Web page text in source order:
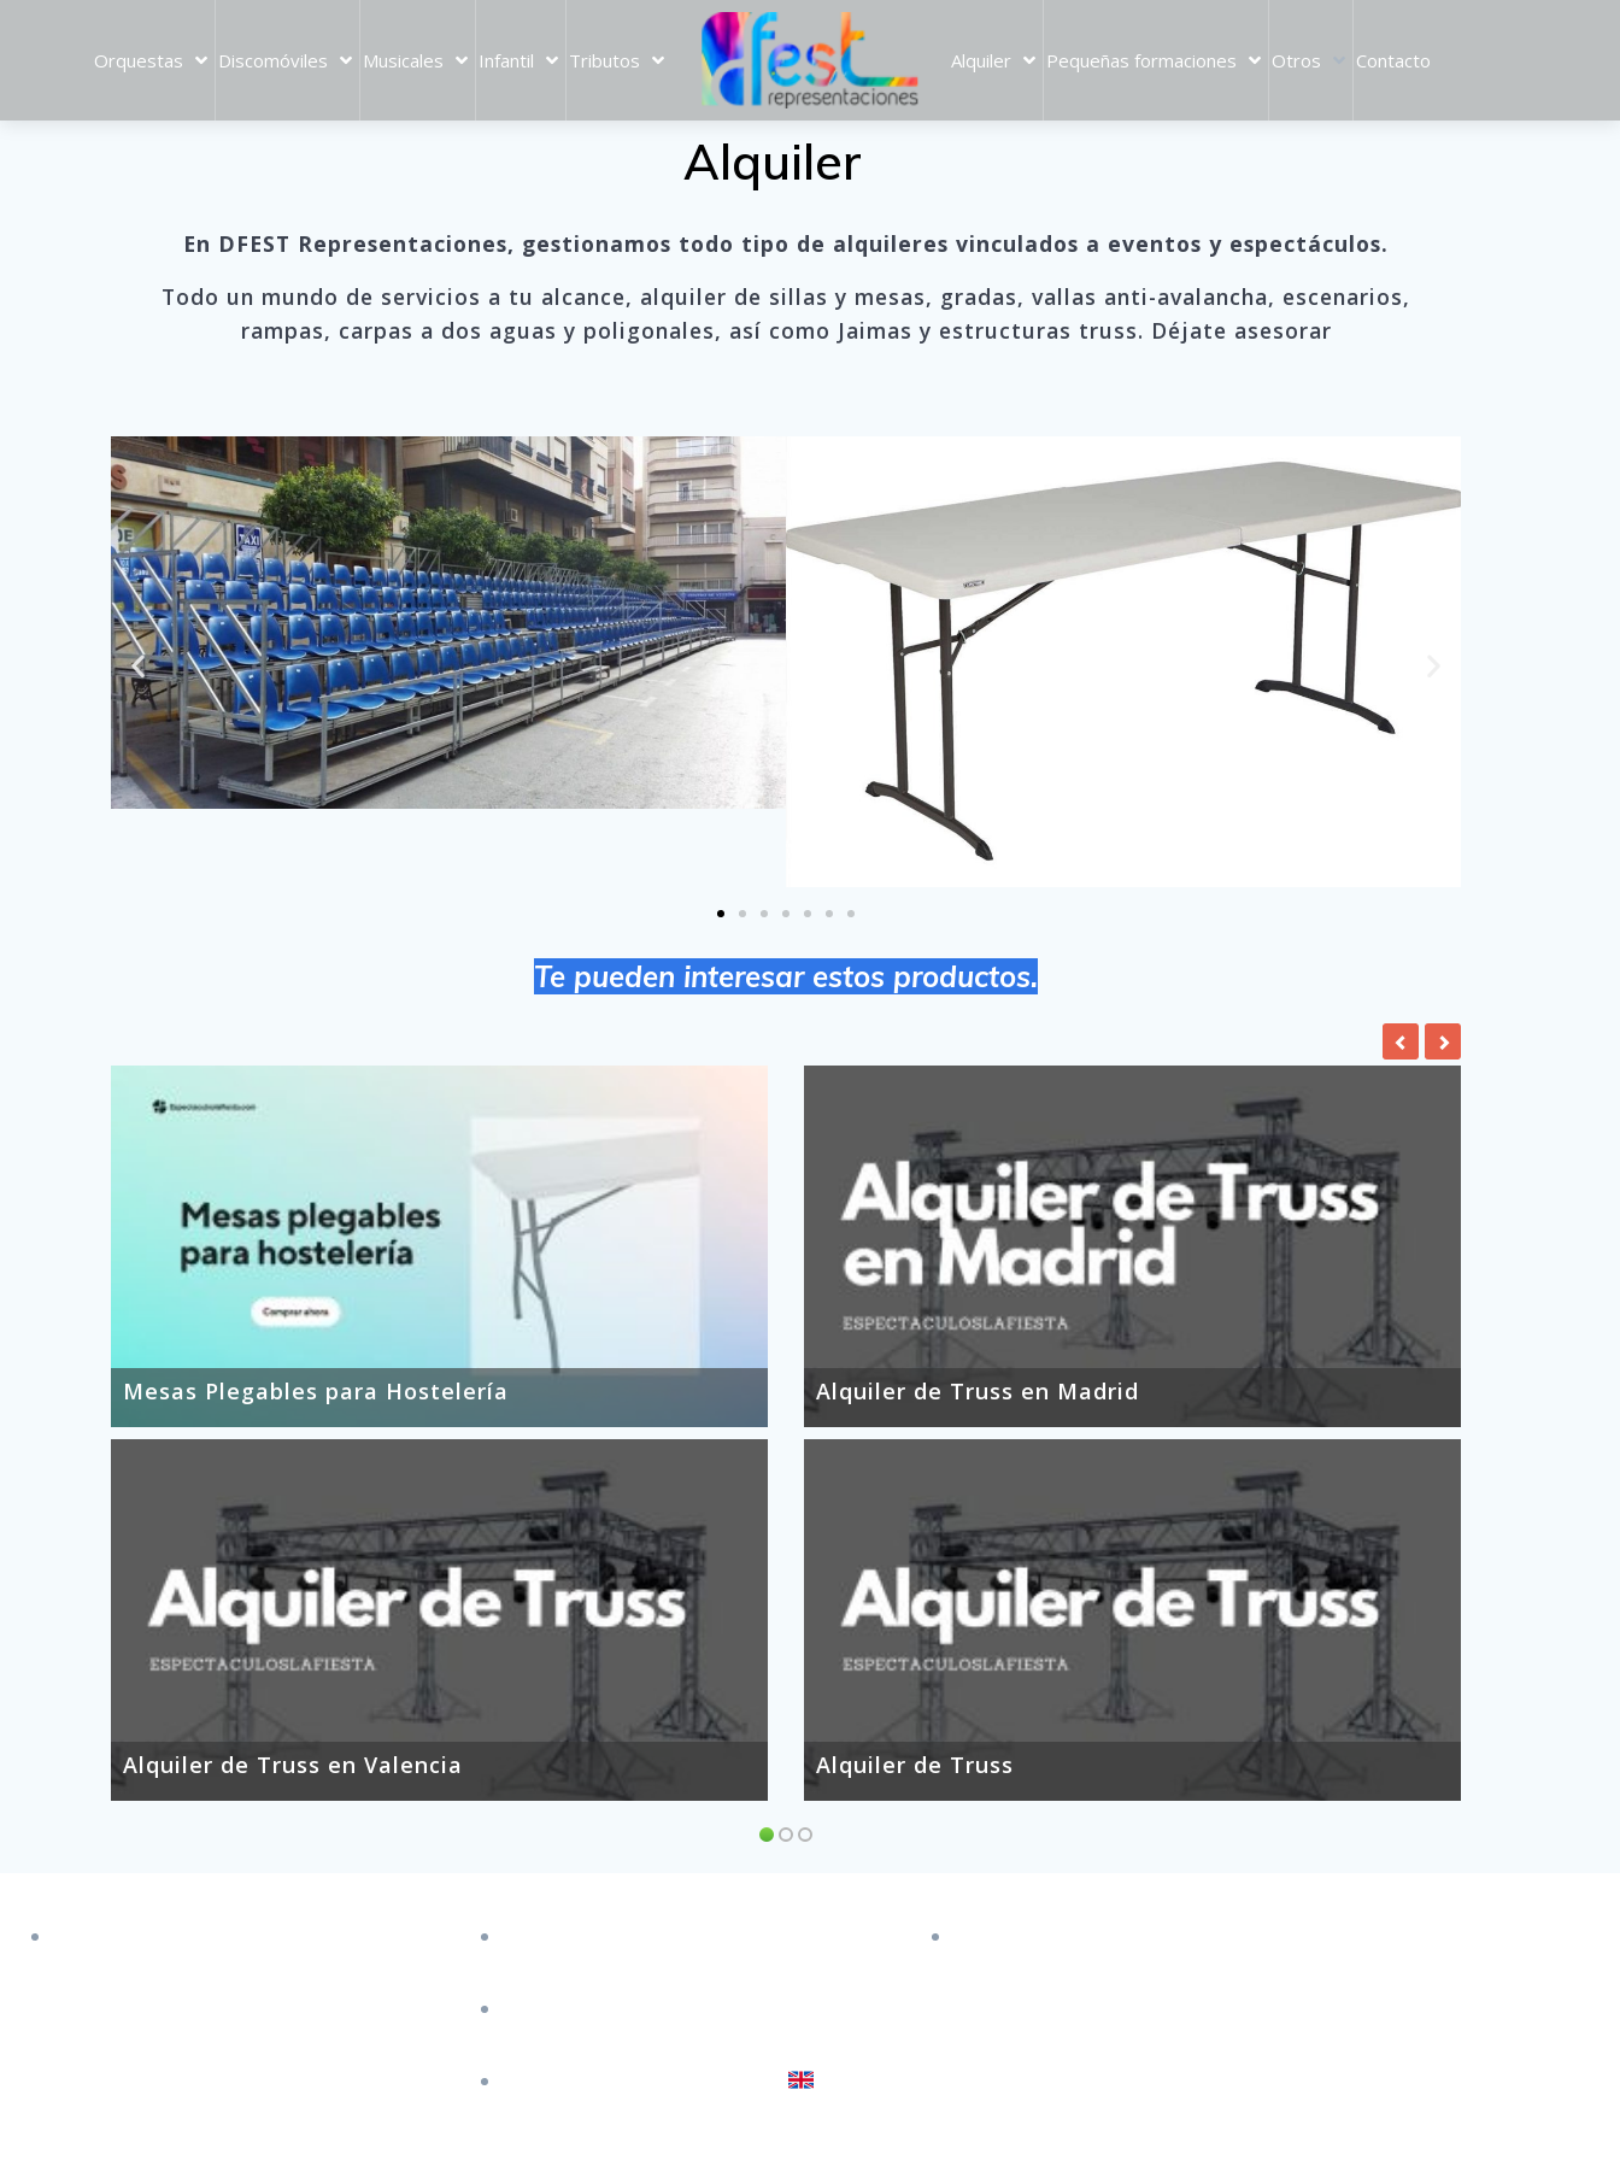
Orquestas Discomóviles Musicales Infantil Tributos Alquiler Pequeñas formaciones Otros Contacto
Alquiler
En DFEST Representaciones, gestionamos todo tipo de alquileres vinculados a eventos y espectáculos.
Todo un mundo de servicios a tu alcance, alquiler de sillas y mesas, gradas, vallas anti-avalancha, escenarios,
rampas, carpas a dos aguas y poligonales, así como Jaimas y estructuras truss. Déjate asesorar
Te pueden interesar estos productos.
Mesas Plegables para Hostelería Alquiler de Truss en Madrid
Alquiler de Truss en Valencia Alquiler de Truss